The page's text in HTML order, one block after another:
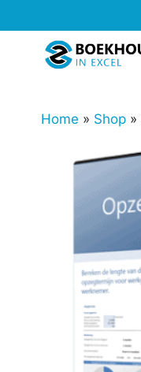
naar
Home » Shop »